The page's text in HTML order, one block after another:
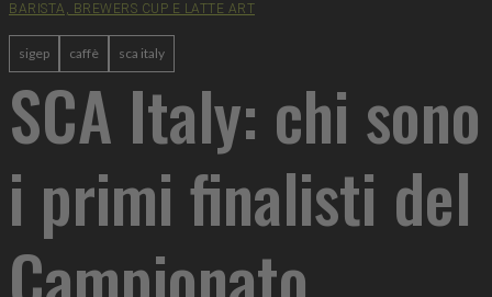
BARISTA, BREWERS CUP E LATTE ART
sigep caffè sca italy
SCA Italy: chi sono
i primi finalisti del